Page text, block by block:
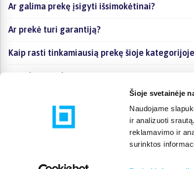
Šioje svetainėje
Naudojame
ir analizuoti
reklamavimo ir
surinktos
Ar galima prekę įsigyti išsimokėtinai?
Ar prekė turi garantiją?
Kaip rasti tinkamiausią prekę šioje
Ar galima prekę atsiimti vietoje?